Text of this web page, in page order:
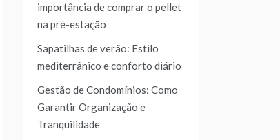
importância de comprar o pellet
na pré-estação
Sapatilhas de verão: Estilo
mediterrânico e conforto diário
Gestão de Condomínios: Como
Garantir Organização e
Tranquilidade